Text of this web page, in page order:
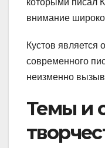
которыми писал
внимание
Кустов является
современного
неизменно
Темы и